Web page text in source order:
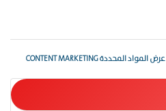
عرض المواد المحددة CONTENT MARKETING